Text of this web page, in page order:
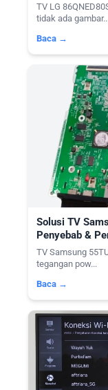
TV LG
tidak ada gambar...
Baca →
Solusi TV
Penyebab &
TV Samsung
tegangan pow...
Baca →